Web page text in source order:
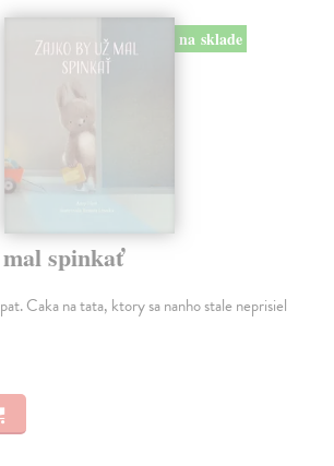
na sklade
spinkať
Caka na tata, ktory sa nanho stale neprisiel